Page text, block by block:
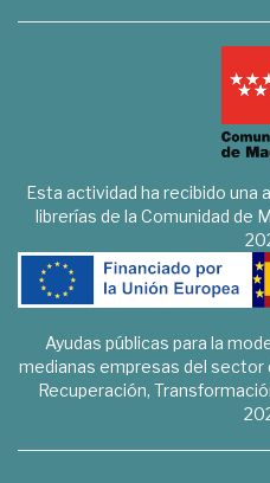
Esta actividad ha recibido una
librerías de la Comunidad de
Ayudas públicas para la
medianas empresas del sector
Recuperación,